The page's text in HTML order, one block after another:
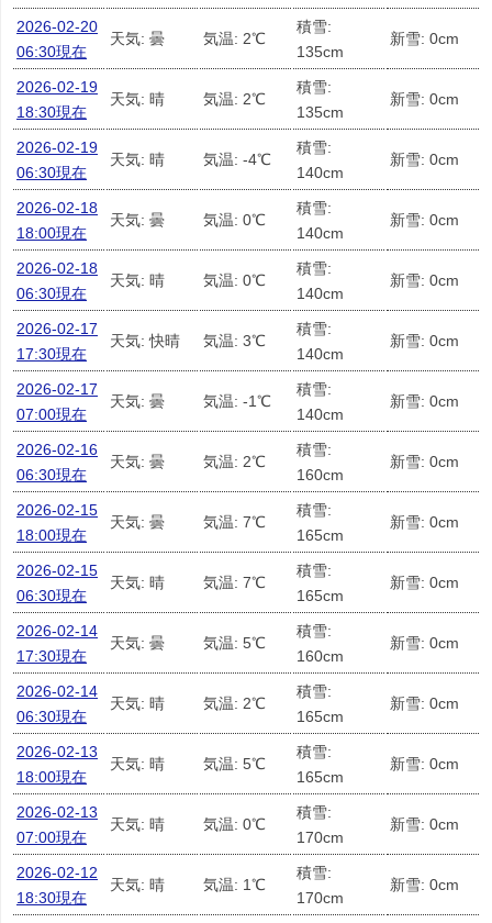
2026-02-20
06:30現在
天気: 曇 気温: 2℃
積雪:
135cm
新雪: 0cm
2026-02-19
18:30現在
天気: 晴 気温: 2℃
積雪:
135cm
新雪: 0cm
2026-02-19
06:30現在
天気: 晴 気温: -4℃
積雪:
140cm
新雪: 0cm
2026-02-18
18:00現在
天気: 曇 気温: 0℃
積雪:
140cm
新雪: 0cm
2026-02-18
06:30現在
天気: 晴 気温: 0℃
積雪:
140cm
新雪: 0cm
2026-02-17
17:30現在
天気: 快晴 気温: 3℃
積雪:
140cm
新雪: 0cm
2026-02-17
07:00現在
天気: 曇 気温: -1℃
積雪:
140cm
新雪: 0cm
2026-02-16
06:30現在
天気: 曇 気温: 2℃
積雪:
160cm
新雪: 0cm
2026-02-15
18:00現在
天気: 曇 気温: 7℃
積雪:
165cm
新雪: 0cm
2026-02-15
06:30現在
天気: 晴 気温: 7℃
積雪:
165cm
新雪: 0cm
2026-02-14
17:30現在
天気: 曇 気温: 5℃
積雪:
160cm
新雪: 0cm
2026-02-14
06:30現在
天気: 晴 気温: 2℃
積雪:
165cm
新雪: 0cm
2026-02-13
18:00現在
天気: 晴 気温: 5℃
積雪:
165cm
新雪: 0cm
2026-02-13
07:00現在
天気: 晴 気温: 0℃
積雪:
170cm
新雪: 0cm
2026-02-12
18:30現在
天気: 晴 気温: 1℃
積雪:
170cm
新雪: 0cm